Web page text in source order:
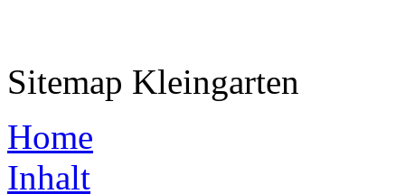
Sitemap Kleingarten
Home
Inhalt